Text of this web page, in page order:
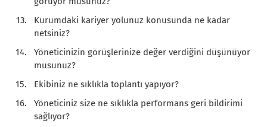
Kurumdaki kariyer yolunuz konusunda ne kadar
netsiniz?
Yöneticinizin görüşlerinize değer verdiğini düşünüyor
musunuz?
Ekibiniz ne sıklıkla toplantı yapıyor?
Yöneticiniz size ne sıklıkla performans geri bildirimi
sağlıyor?